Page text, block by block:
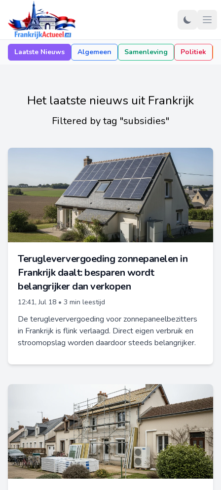
Laatste Nieuws Algemeen Samenleving Politiek
Het laatste nieuws uit Frankrijk
Filtered by tag "subsidies"
Terugleververgoeding zonnepanelen in
Frankrijk daalt: besparen wordt
belangrijker dan verkopen
12:41, Jul 18 • 3 min leestijd
De terugleververgoeding voor zonnepaneelbezitters
in Frankrijk is flink verlaagd. Direct eigen verbruik en
stroomopslag worden daardoor steeds belangrijker.